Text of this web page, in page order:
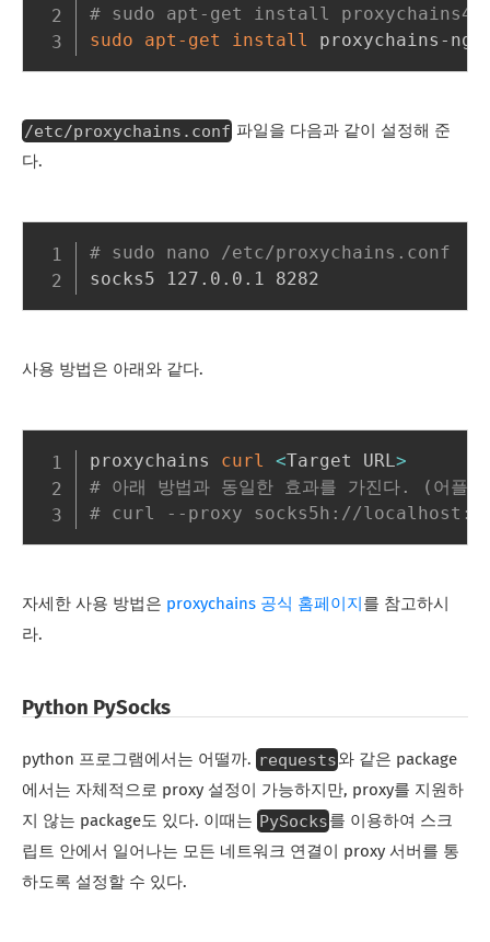
# sudo apt-get install proxychains4
sudo
apt-get install
/etc/proxychains.conf 파일을 다음과 같이 설정해 준
다.
# sudo nano /etc/proxychains.conf
사용 방법은 아래와 같다.
proxychains curl <Target URL>
# 아래 방법과 동일한 효과를 가진다. (어플
# curl --proxy socks5h://
자세한 사용 방법은 proxychains 공식 홈페이지 를 참고하시
라.
Python PySocks
python 프로그램에서는 어떨까. requests와 같은 package
에서는 자체적으로 proxy 설정이 가능하지만, proxy를 지원하
지 않는 package도 있다. 이때는 PySocks 를 이용하여 스크
립트 안에서 일어나는 모든 네트워크 연결이 proxy 서버를 통
하도록 설정할 수 있다.